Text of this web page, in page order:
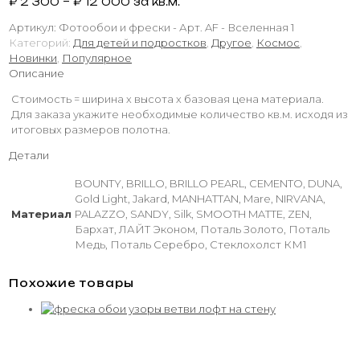
Артикул: Фотообои и фрески - Арт. AF - Вселенная 1
Категорий: Для детей и подростков, Другое, Космос,
Новинки, Популярное
Описание
Стоимость = ширина х высота х базовая цена материала.
Для заказа укажите необходимые количество кв.м. исходя из
итоговых размеров полотна.
Детали
Материал
BOUNTY, BRILLO, BRILLO PEARL, CEMENTO, DUNA,
Gold Light, Jakard, MANHATTAN, Mare, NIRVANA,
PALAZZO, SANDY, Silk, SMOOTH MATTE, ZEN,
Бархат, ЛАЙТ Эконом, Поталь Золото, Поталь
Медь, Поталь Серебро, Стеклохолст КМ1
Похожие товары